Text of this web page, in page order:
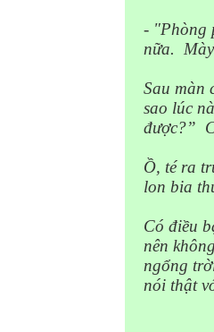
- "Phòng
nữa.
Sau màn
sao lúc
được?”
Ồ, té ra
lon bia
Có điều
nên
ngổng
nói thật